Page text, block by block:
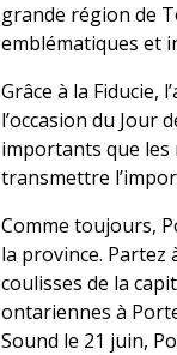
grande région de
emblématiques et
Grâce à la Fiducie,
l’occasion du Jour
importants que les
transmettre
Comme toujours,
la province. Partez
coulisses de la
ontariennes à
Sound le 21 juin,